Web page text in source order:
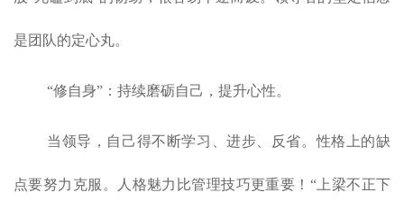
是团队的定心丸。
“修自身”：持续磨砺自己，提升心性。
当领导，自己得不断学习、进步、反省。性格上的缺
点要努力克服。人格魅力比管理技巧更重要！“上梁不正下